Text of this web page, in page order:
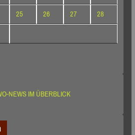
25 26 27
28
NEWS IM ÜBERBLICK